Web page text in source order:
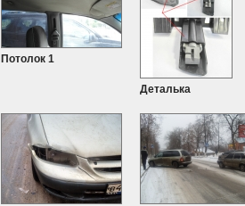
Потолок 1
Деталька